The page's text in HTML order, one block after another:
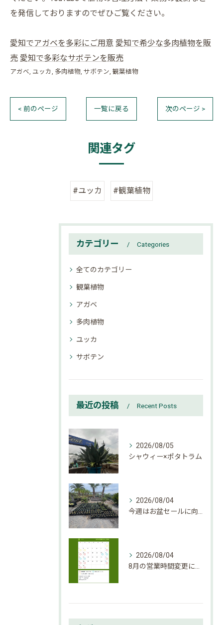
を発信しておりますのでぜひご覧ください。
愛知でアガベを多彩にご用意 愛知で希少な多肉植物を販
売 愛知で多彩なサボテンを販売
アガベ ユッカ 多肉植物 サボテン 観葉植物
< 前のページ 一覧に戻る 次のページ >
関連タグ
#ユッカ #観葉植物
カテゴリー Categories
全てのカテゴリー
観葉植物
アガベ
多肉植物
ユッカ
サボテン
最近の投稿 Recent Posts
2026/08/05
シャウィー×ポタトラム
2026/08/04
2026/08/04